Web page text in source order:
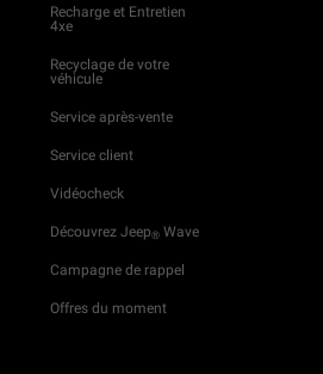
Recharge et Entretien
4xe
Recyclage de votre
véhicule
Service après-vente
Service client
Vidéocheck
Découvrez Jeep®Wave
Campagne de rappel
Offres du moment